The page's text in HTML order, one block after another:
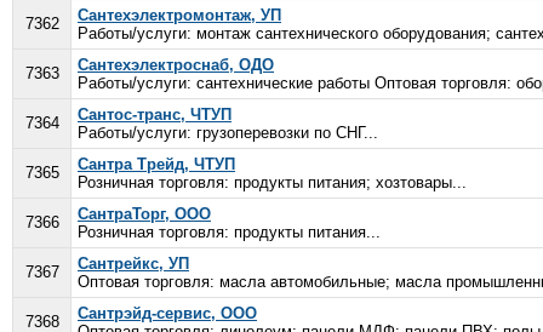
7362
Сантехэлектромонтаж, УП
Работы/услуги: монтаж сантехнического оборудования;
7363
Сантехэлектроснаб, ОДО
Работы/услуги: сантехнические работы Оптовая торговля:
7364
Сантос-транс, ЧТУП
Работы/услуги: грузоперевозки по СНГ...
7365
Сантра Трейд, ЧТУП
Розничная торговля: продукты питания; хозтовары...
7366
СантраТорг, ООО
Розничная торговля: продукты питания...
7367
Сантрейкс, УП
Оптовая торговля: масла автомобильные; масла
7368
Сантрэйд-сервис, ООО